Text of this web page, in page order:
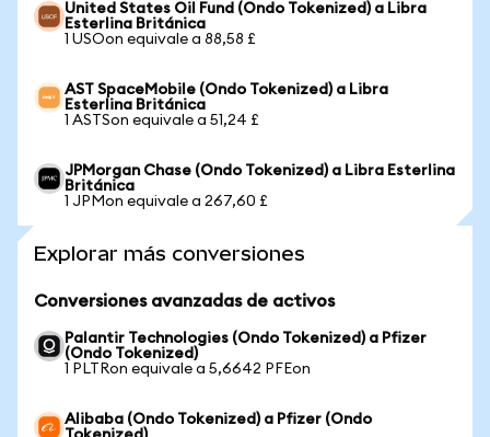
United States Oil Fund (Ondo Tokenized) a Libra
Esterlina Británica
1 USOon equivale a 88,58 £
AST SpaceMobile (Ondo Tokenized) a Libra
Esterlina Británica
1 ASTSon equivale a 51,24 £
JPMorgan Chase (Ondo Tokenized) a Libra Esterlina
Británica
1 JPMon equivale a 267,60 £
Explorar más conversiones
Conversiones avanzadas de activos
Palantir Technologies (Ondo Tokenized) a Pfizer
(Ondo Tokenized)
1 PLTRon equivale a 5,6642 PFEon
Alibaba (Ondo Tokenized) a Pfizer (Ondo